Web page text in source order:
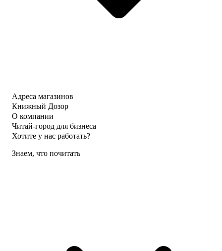
Адреса магазинов
Книжный Дозор
О компании
Читай-город для бизнеса
Хотите у нас работать?
Знаем, что почитать